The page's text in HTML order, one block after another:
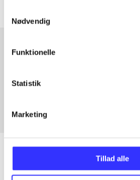
Nødvendig
Funktionelle
Statistik
Marketing
Tillad alle
Fra